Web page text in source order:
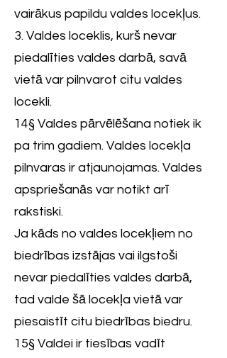
vairākus papildu valdes locekļus.
3. Valdes loceklis, kurš nevar
piedalīties valdes darbā, savā
vietā var pilnvarot citu valdes
locekli.
14§ Valdes pārvēlēšana notiek ik
pa trim gadiem. Valdes locekļa
pilnvaras ir atjaunojamas. Valdes
apspriešanās var notikt arī
rakstiski.
Ja kāds no valdes locekļiem no
biedrības izstājas vai ilgstoši
nevar piedalīties valdes darbā,
tad valde šā locekļa vietā var
piesaistīt citu biedrības biedru.
15§ Valdei ir tiesības vadīt